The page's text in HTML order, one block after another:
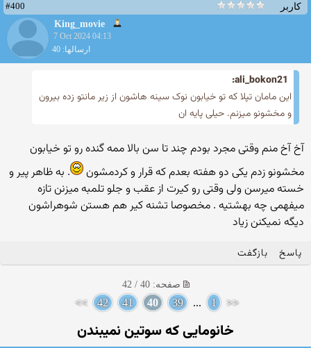
کاربر
#400
King_movie
7 Oct 2024 04:13
ارسالها: 40
ali_bokon21:
این مامان تپلا که تو خیابون نوک سینه هاشون از زیر مانتو زده بیرون
و مخشونو میزنم. حیلی پایه ان
آخ آخ منم وقتی مجرد بودم چند تا سن بالا ممه گنده رو تو خیابون
مخشونو زدم یکی دو هفته بعدم که قرار و کردمشون
. به ظاهر پیر و
خسته میرسن ولی وقتی رو کیرت از عقب و جلو تلمبه میزنن تازه
میفهمی چه بهشتیه . مخصوصا تشنه کیر هم هستن شوهراشون
دیگه نمیکنن زیاد
پاسخ بازگفت
صفحه: 40 / 42
<<
1
...
39
40
41
42
>>
خانومایی كه سوتین نمیبندن